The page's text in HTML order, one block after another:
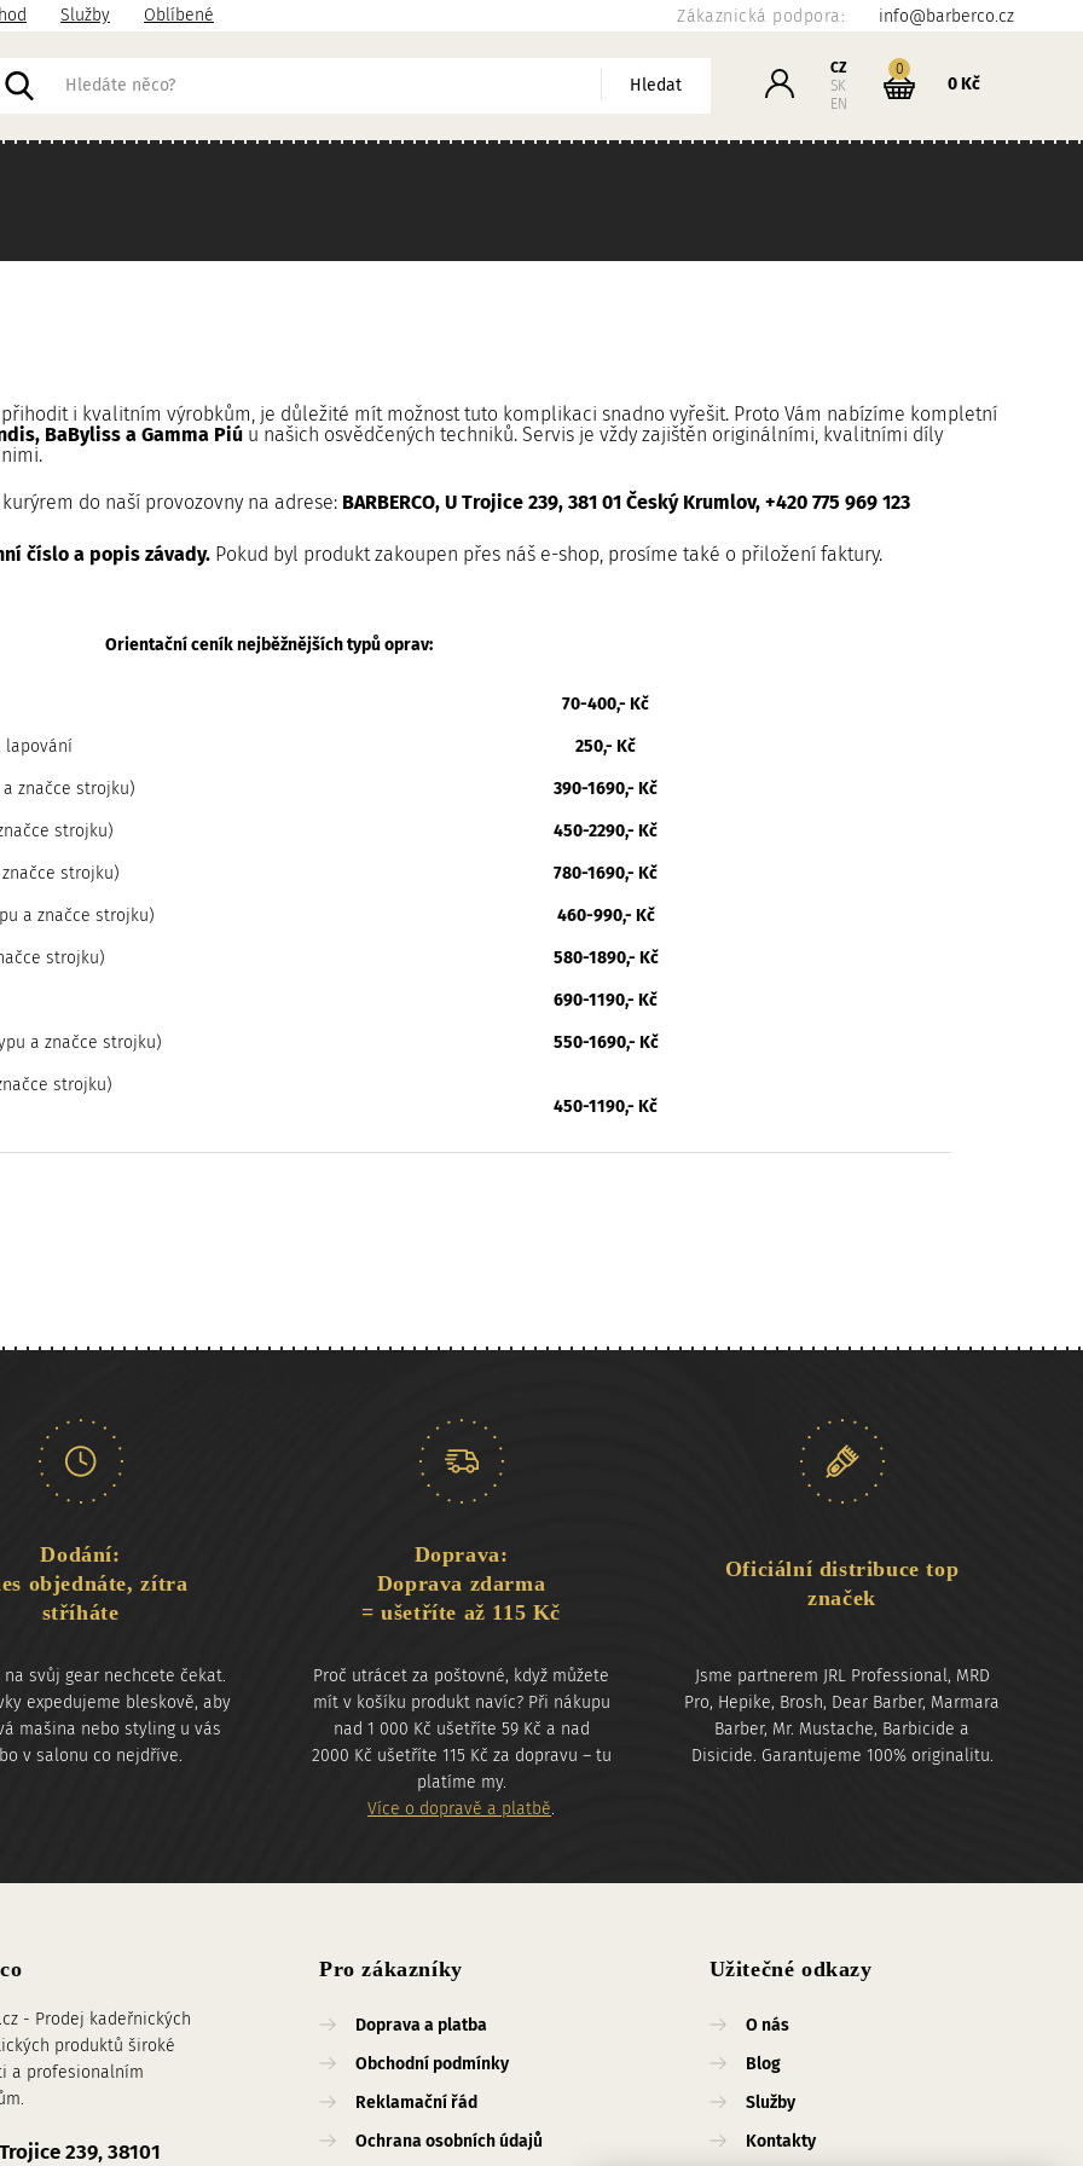
Služby Oblíbené Zákaznická podpora: info@barberco.cz
Hledat Přihlášení
CZ
SK
EN
Košík
0kusů
0 Kč
i kvalitním výrobkům, je důležité mít možnost tuto komplikaci snadno vyřešit. Proto Vám nabízíme kompletní
BaByliss a Gamma Piú u našich osvědčených techniků. Servis je vždy zajištěn originálními, kvalitními díly
do naší provozovny na adrese: BARBERCO, U Trojice 239, 381 01 Český Krumlov, +420 775 969 123
číslo a popis závady. Pokud byl produkt zakoupen přes náš e-shop, prosíme také o přiložení faktury.
Orientační ceník nejběžnějších typů oprav:
70-400,- Kč
lapování 250,- Kč
značce strojku) 390-1690,- Kč
strojku) 450-2290,- Kč
strojku) 780-1690,- Kč
a značce strojku) 460-990,- Kč
strojku) 580-1890,- Kč
690-1190,- Kč
a značce strojku) 550-1690,- Kč
strojku)
450-1190,- Kč
Dodání:
objednáte, zítra
stříháte
na svůj gear nechcete čekat.
expedujeme bleskově, aby
mašina nebo styling u vás
v salonu co nejdříve.
Doprava:
Doprava zdarma
= ušetříte až 115 Kč
Proč utrácet za poštovné, když můžete
mít v košíku produkt navíc? Při nákupu
nad 1 000 Kč ušetříte 59 Kč a nad
2000 Kč ušetříte 115 Kč za dopravu – tu
platíme my.
Více o dopravě a platbě.
Oficiální distribuce top
značek
Jsme partnerem JRL Professional, MRD
Pro, Hepike, Brosh, Dear Barber, Marmara
Barber, Mr. Mustache, Barbicide a
Disicide. Garantujeme 100% originalitu.
- Prodej kadeřnických
produktů široké
a profesionalním
239, 38101
Pro zákazníky
Doprava a platba
Obchodní podmínky
Reklamační řád
Ochrana osobních údajů
Užitečné odkazy
O nás
Blog
Služby
Kontakty